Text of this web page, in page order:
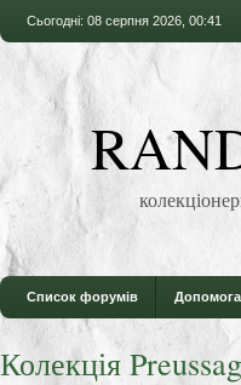
Сьогодні: 08 серпня 2026, 00:41
Список форумів Допомога
Колекція Preussag